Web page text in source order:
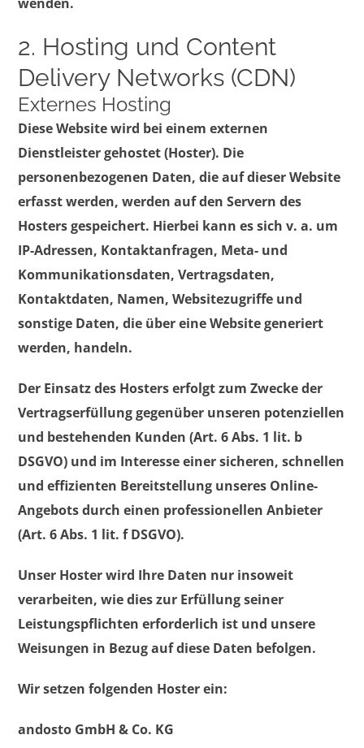
2. Hosting und Content
Delivery Networks (CDN)
Externes Hosting
Diese Website wird bei einem externen
Dienstleister gehostet (Hoster). Die
personenbezogenen Daten, die auf dieser Website
erfasst werden, werden auf den Servern des
Hosters gespeichert. Hierbei kann es sich v. a. um
IP-Adressen, Kontaktanfragen, Meta- und
Kommunikationsdaten, Vertragsdaten,
Kontaktdaten, Namen, Websitezugriffe und
sonstige Daten, die über eine Website generiert
werden, handeln.
Der Einsatz des Hosters erfolgt zum Zwecke der
Vertragserfüllung gegenüber unseren potenziellen
und bestehenden Kunden (Art. 6 Abs. 1 lit. b
DSGVO) und im Interesse einer sicheren, schnellen
und effizienten Bereitstellung unseres Online-
Angebots durch einen professionellen Anbieter
(Art. 6 Abs. 1 lit. f DSGVO).
Unser Hoster wird Ihre Daten nur insoweit
verarbeiten, wie dies zur Erfüllung seiner
Leistungspflichten erforderlich ist und unsere
Weisungen in Bezug auf diese Daten befolgen.
Wir setzen folgenden Hoster ein:
andosto GmbH & Co. KG